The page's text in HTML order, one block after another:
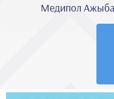
Медипол